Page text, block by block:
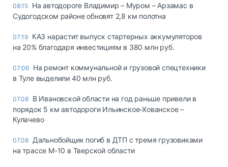
08:15 На автодороге Владимир – Муром – Арзамас в
Судогодском районе обновят 2,8 км полотна
07:19 КАЗ нарастит выпуск стартерных аккумуляторов
на 20% благодаря инвестициям в 380 млн руб.
07:06 На ремонт коммунальной и грузовой спецтехники
в Туле выделили 40 млн руб.
07.08 В Ивановской области на год раньше привели в
порядок 5 км автодороги Ильинское-Хованское –
Кулачево
07.08 Дальнобойщик погиб в ДТП с тремя грузовиками
на трассе М-10 в Тверской области